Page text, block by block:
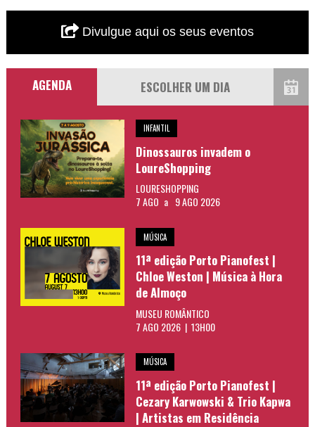
Divulgue aqui os seus eventos
AGENDA
INFANTIL
Dinossauros invadem o
LoureShopping
LOURESHOPPING
7 AGO a 9 AGO 2026
MÚSICA
11ª edição Porto Pianofest |
Chloe Weston | Música à Hora
de Almoço
MUSEU ROMÂNTICO
7 AGO 2026 | 13H00
MÚSICA
11ª edição Porto Pianofest |
Cezary Karwowski & Trio Kapwa
| Artistas em Residência